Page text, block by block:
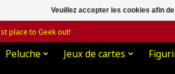
place to Geek out!
Peluche Jeux de cartes
Veuillez accepter les cookies afin